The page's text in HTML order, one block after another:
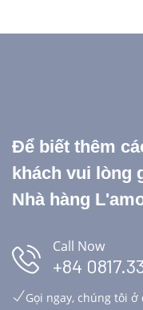
Để biết thêm
khách vui lòng
Nhà hàng
Call Now
+84
Gọi ngay, chúng tôi ở